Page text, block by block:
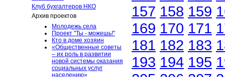
Клуб бухгалтеров НКО
Архив проектов
Молодежь села
Проект "Ты - можешь!"
Кто в доме хозяин
«Общественные советы
– их роль в развитии
новой системы оказания
социальных услуг
населению»
157 158 159
169 170 171
181 182 183
193 194 195